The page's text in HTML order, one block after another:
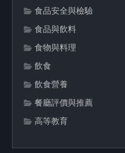
食品安全與檢驗
食品與飲料
食物與料理
飲食
飲食營養
餐廳評價與推薦
高等教育